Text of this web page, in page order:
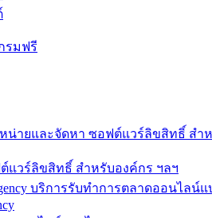
แวร์ลิขสิทธิ์ สำหรับองค์กร ฯลฯ